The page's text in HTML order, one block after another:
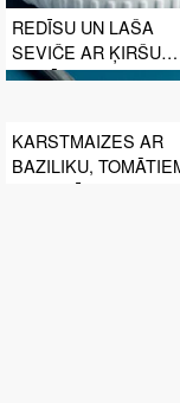
REDĪSU UN LAŠA
SEVIČE AR ĶIRŠU
TOMĀTIEM,
KARSTMAIZES AR
BAZILIKU,
UN TILZĪTES SIERU